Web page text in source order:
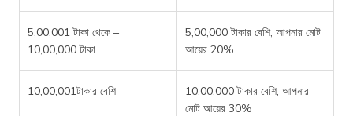
5,00,001 টাকা থেকে –
10,00,000 টাকা
5,00,000 টাকার বেশি, আপনার মোট
আয়ের 20%
10,00,001টাকার বেশি
10,00,000 টাকার বেশি, আপনার
মোট আয়ের 30%